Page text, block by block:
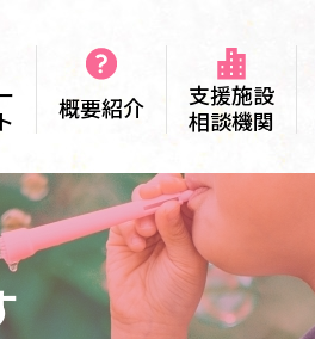
概要紹介
支援施設
相談機関